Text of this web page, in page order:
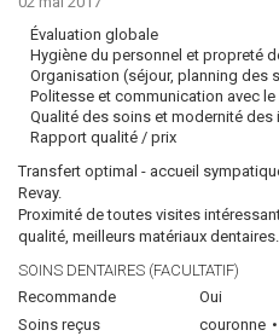
Évaluation globale
Hygiène du personnel et propreté
Organisation (séjour, planning des
Politesse et communication avec
Qualité des soins et modernité des
Rapport qualité / prix
Transfert optimal - accueil
Revay.
Proximité de toutes visites
qualité, meilleurs matériaux dentaires.
SOINS DENTAIRES (FACULTATIF)
Recommande
Oui
Soins reçus
couronne